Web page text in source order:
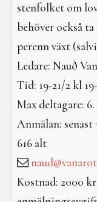
stenfolket om
behöver också
perenn växt
Ledare: Nauð
Tid: 19-21/2 kl
Max deltagare: 6.
Anmälan: senast
616 alt
Kostnad: 2000